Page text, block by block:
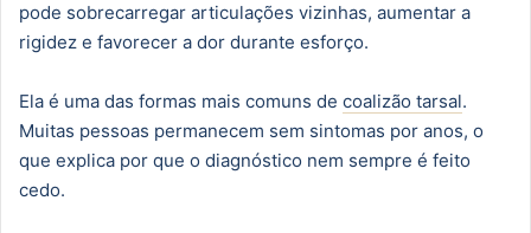
pode sobrecarregar articulações vizinhas, aumentar a
rigidez e favorecer a dor durante esforço.
Ela é uma das formas mais comuns de coalizão tarsal.
Muitas pessoas permanecem sem sintomas por anos, o
que explica por que o diagnóstico nem sempre é feito
cedo.